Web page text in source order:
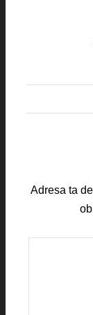
Adresa ta